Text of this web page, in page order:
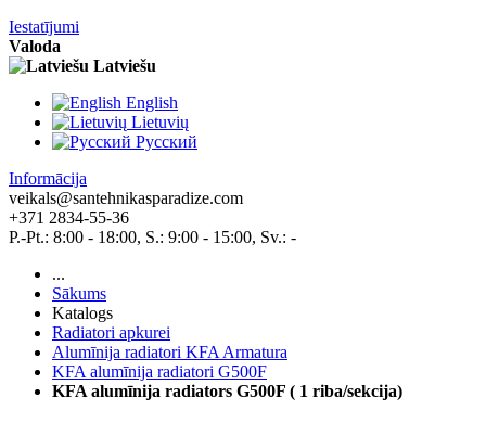
Iestatījumi
Valoda
Latviešu
English
Lietuvių
Pусский
Informācija
veikals@santehnikasparadize.com
+371 2834-55-36
P.-Pt.: 8:00 - 18:00, S.: 9:00 - 15:00, Sv.: -
...
Sākums
Katalogs
Radiatori apkurei
Alumīnija radiatori KFA Armatura
KFA alumīnija radiatori G500F
KFA alumīnija radiators G500F ( 1 riba/sekcija)